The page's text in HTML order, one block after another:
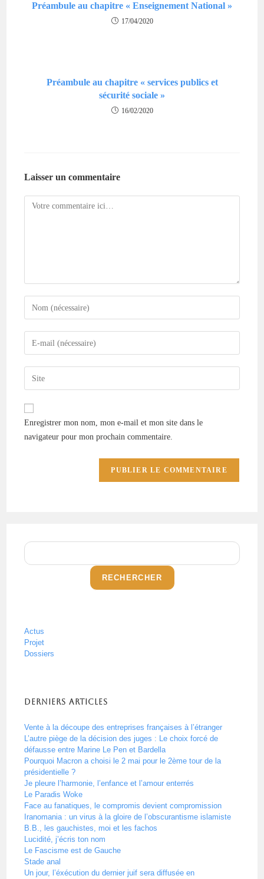
Préambule au chapitre « Enseignement National »
17/04/2020
Préambule au chapitre « services publics et
sécurité sociale »
16/02/2020
Laisser un commentaire
Enregistrer mon nom, mon e-mail et mon site dans le
navigateur pour mon prochain commentaire.
RECHERCHER
Actus
Projet
Dossiers
Derniers articles
Vente à la découpe des entreprises françaises à l’étranger
L’autre piège de la décision des juges : Le choix forcé de
défausse entre Marine Le Pen et Bardella
Pourquoi Macron a choisi le 2 mai pour le 2ème tour de la
présidentielle ?
Je pleure l’harmonie, l’enfance et l’amour enterrés
Le Paradis Woke
Face au fanatiques, le compromis devient compromission
Iranomania : un virus à la gloire de l’obscurantisme islamiste
B.B., les gauchistes, moi et les fachos
Lucidité, j’écris ton nom
Le Fascisme est de Gauche
Stade anal
Un jour, l’éxécution du dernier juif sera diffusée en